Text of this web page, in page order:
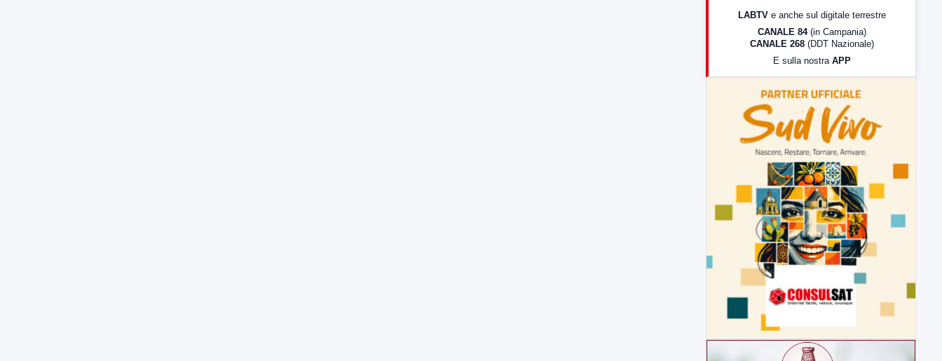
LabNews (Diretta)
LabNews (replica)
LABTV e anche sul digitale terrestre
CANALE 84 (in Campania)
CANALE 268 (DDT Nazionale)
E sulla nostra APP